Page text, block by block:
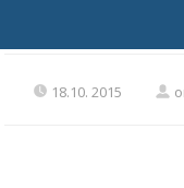
18.10. 2015